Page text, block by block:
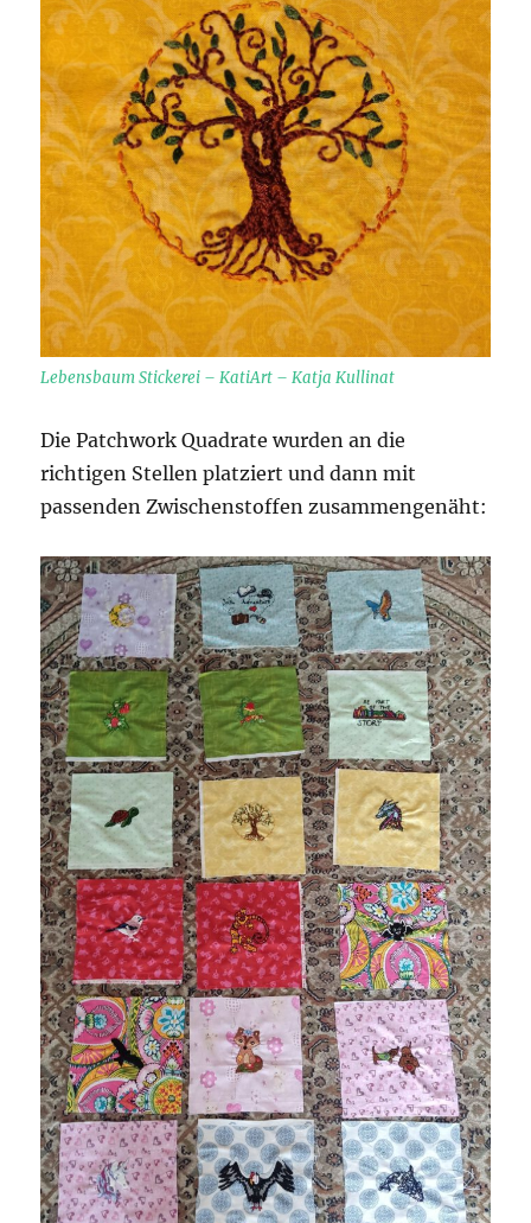
Lebensbaum Stickerei – KatiArt – Katja Kullinat
Die Patchwork Quadrate wurden an die
richtigen Stellen platziert und dann mit
passenden Zwischenstoffen zusammengenäht: